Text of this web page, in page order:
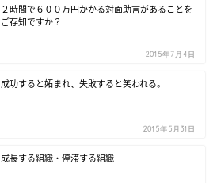
２時間で６００万円かかる対面助言があることを
ご存知ですか？
2015年7月4日
成功すると妬まれ、失敗すると笑われる。
2015年5月31日
成長する組織・停滞する組織